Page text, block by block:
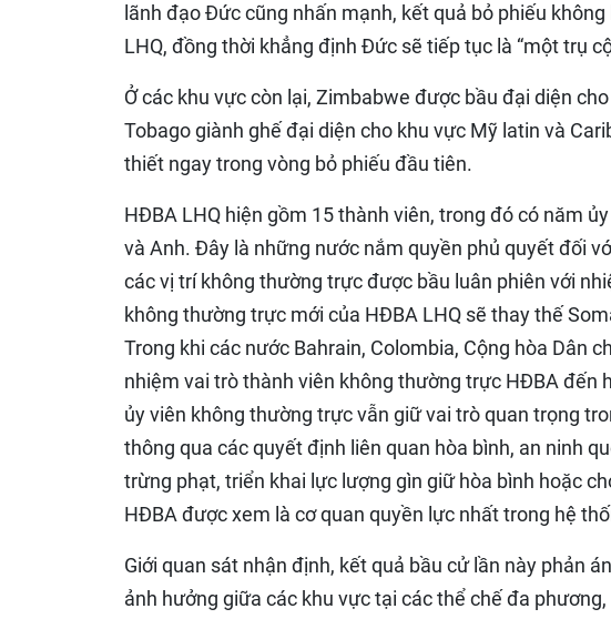
lãnh đạo Đức cũng nhấn mạnh, kết quả bỏ phiếu
LHQ, đồng thời khẳng định Đức sẽ tiếp tục là “một trụ
Ở các khu vực còn lại, Zimbabwe được bầu đại diện
Tobago giành ghế đại diện cho khu vực Mỹ latin và
thiết ngay trong vòng bỏ phiếu đầu tiên.
HĐBA LHQ hiện gồm 15 thành viên, trong đó có năm
và Anh. Đây là những nước nắm quyền phủ quyết đối
các vị trí không thường trực được bầu luân phiên với
không thường trực mới của HĐBA LHQ sẽ thay thế
Trong khi các nước Bahrain, Colombia, Cộng hòa Dân
nhiệm vai trò thành viên không thường trực HĐBA đến
ủy viên không thường trực vẫn giữ vai trò quan trọng
thông qua các quyết định liên quan hòa bình, an ninh
trừng phạt, triển khai lực lượng gìn giữ hòa bình hoặc
HĐBA được xem là cơ quan quyền lực nhất trong hệ
Giới quan sát nhận định, kết quả bầu cử lần này phản
ảnh hưởng giữa các khu vực tại các thể chế đa